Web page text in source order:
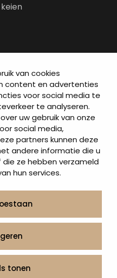
van cookies
content en advertenties
voor social media te
te analyseren.
uw gebruik van onze
social media,
partners kunnen deze
andere informatie die u
ze hebben verzameld
hun services.
tonen